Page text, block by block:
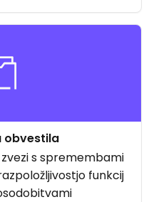
obvestila
s spremembami
funkcij